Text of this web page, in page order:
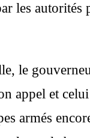
les autorités
le
appel et
armés